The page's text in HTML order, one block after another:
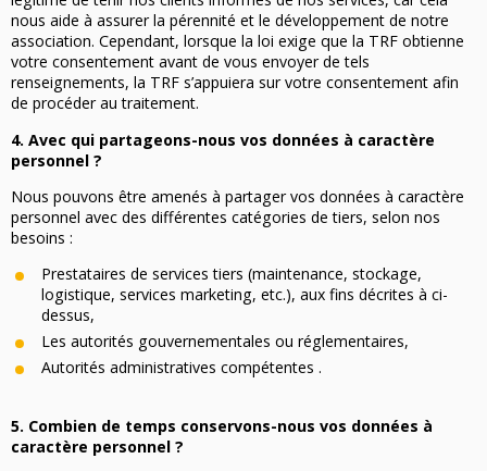
nous aide à assurer la pérennité et le développement de notre
association. Cependant, lorsque la loi exige que la TRF obtienne
votre consentement avant de vous envoyer de tels
renseignements, la TRF s’appuiera sur votre consentement afin
de procéder au traitement.
4. Avec qui partageons-nous vos données à caractère
personnel ?
Nous pouvons être amenés à partager vos données à caractère
personnel avec des différentes catégories de tiers, selon nos
besoins :
Prestataires de services tiers (maintenance, stockage,
logistique, services marketing, etc.), aux fins décrites à ci-
dessus,
Les autorités gouvernementales ou réglementaires,
Autorités administratives compétentes .
5. Combien de temps conservons-nous vos données à
caractère personnel ?